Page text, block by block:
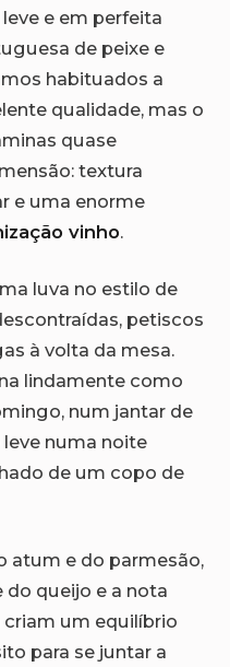
e em perfeita
de peixe e
habituados a
qualidade, mas o
quase
textura
e uma enorme
vinho.
luva no estilo de
petiscos
à volta da mesa.
lindamente como
num jantar de
numa noite
de um copo de
atum e do parmesão,
do queijo e a nota
um equilíbrio
para se juntar a